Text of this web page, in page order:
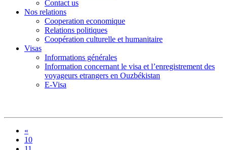
Contact us
Nos relations
Cooperation economique
Relations politiques
Coopération culturelle et humanitaire
Visas
Informations générales
Information concernant le visa et l’enregistrement des
voyageurs etrangers en Ouzbékistan
E-Visa
«
10